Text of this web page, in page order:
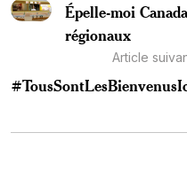
Épelle-moi
régionaux
Article